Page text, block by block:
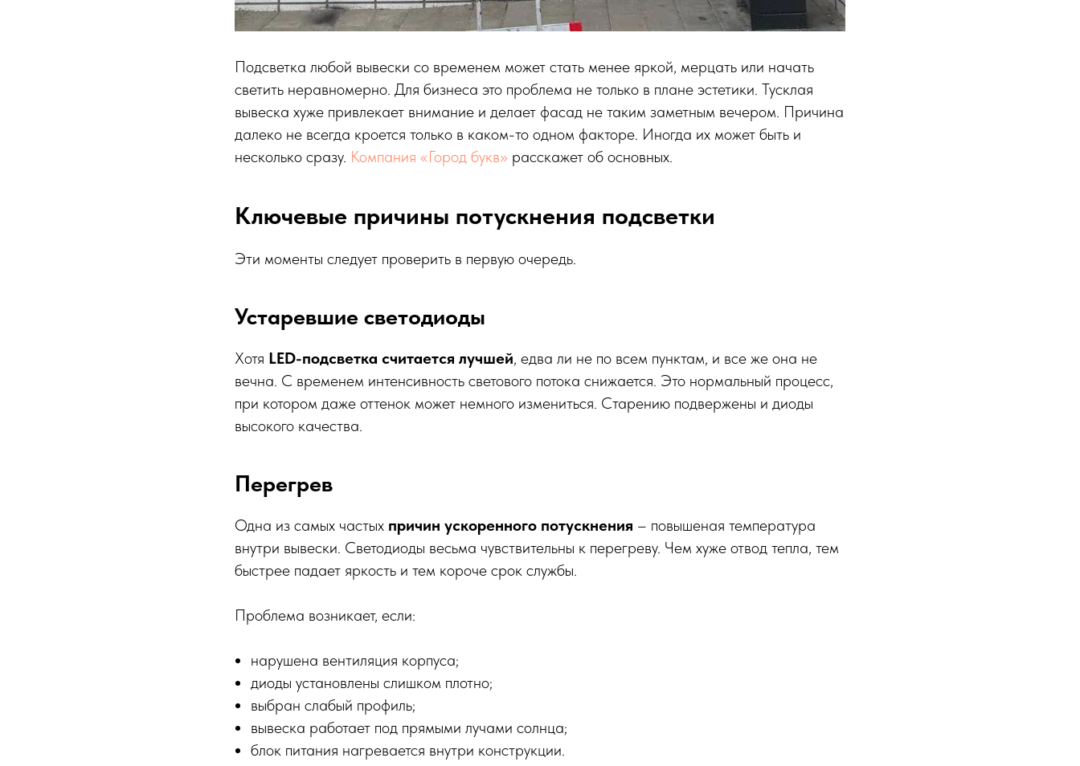
Подсветка любой вывески со временем может стать менее яркой, мерцать или начать
светить неравномерно. Для бизнеса это проблема не только в плане эстетики. Тусклая
вывеска хуже привлекает внимание и делает фасад не таким заметным вечером. Причина
далеко не всегда кроется только в каком-то одном факторе. Иногда их может быть и
несколько сразу. Компания «Город букв» расскажет об основных.
Ключевые причины потускнения подсветки
Эти моменты следует проверить в первую очередь.
Устаревшие светодиоды
Хотя LED-подсветка считается лучшей, едва ли не по всем пунктам, и все же она не
вечна. С временем интенсивность светового потока снижается. Это нормальный процесс,
при котором даже оттенок может немного измениться. Старению подвержены и диоды
высокого качества.
Перегрев
Одна из самых частых причин ускоренного потускнения – повышеная температура
внутри вывески. Светодиоды весьма чувствительны к перегреву. Чем хуже отвод тепла, тем
быстрее падает яркость и тем короче срок службы.
Проблема возникает, если:
нарушена вентиляция корпуса;
диоды установлены слишком плотно;
выбран слабый профиль;
вывеска работает под прямыми лучами солнца;
блок питания нагревается внутри конструкции.